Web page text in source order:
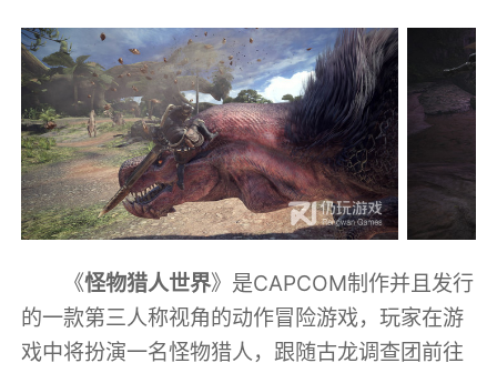
《怪物猎人世界》是CAPCOM制作并且发行
的一款第三人称视角的动作冒险游戏，玩家在游
戏中将扮演一名怪物猎人，跟随古龙调查团前往